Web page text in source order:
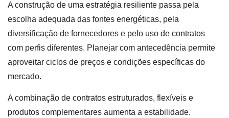
A construção de uma estratégia resiliente passa pela
escolha adequada das fontes energéticas, pela
diversificação de fornecedores e pelo uso de contratos
com perfis diferentes. Planejar com antecedência permite
aproveitar ciclos de preços e condições específicas do
mercado.
A combinação de contratos estruturados, flexíveis e
produtos complementares aumenta a estabilidade.